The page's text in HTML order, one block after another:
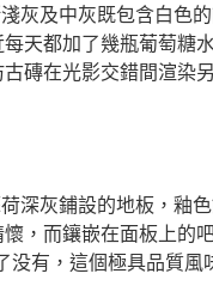
及中灰既包含白色
天都加了幾瓶葡萄
磚在光影交錯間渲染
深灰鋪設的地板，釉
，而鑲嵌在面板上
有，這個極具品質風